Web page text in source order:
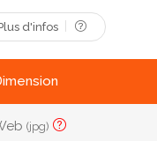
d'infos
(jpg)